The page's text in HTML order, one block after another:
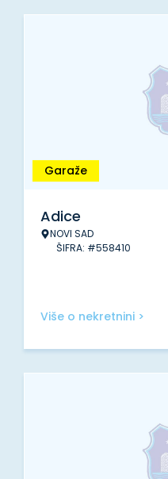
Garaže
Adice
NOVI SAD
ŠIFRA: #558410
Više o nekretnini >